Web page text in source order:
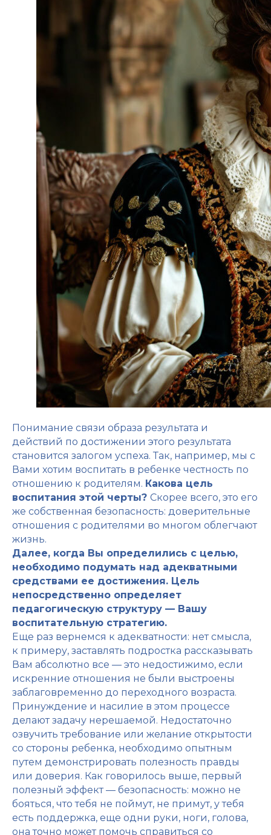
Понимание связи образа результата и
действий по достижении этого результата
становится залогом успеха. Так, например, мы с
Вами хотим воспитать в ребенке честность по
отношению к родителям. Какова цель
воспитания этой черты? Скорее всего, это его
же собственная безопасность: доверительные
отношения с родителями во многом облегчают
жизнь.
Далее, когда Вы определились с целью,
необходимо подумать над адекватными
средствами ее достижения. Цель
непосредственно определяет
педагогическую структуру — Вашу
воспитательную стратегию.
Еще раз вернемся к адекватности: нет смысла,
к примеру, заставлять подростка рассказывать
Вам абсолютно все — это недостижимо, если
искренние отношения не были выстроены
заблаговременно до переходного возраста.
Принуждение и насилие в этом процессе
делают задачу нерешаемой. Недостаточно
озвучить требование или желание открытости
со стороны ребенка, необходимо опытным
путем демонстрировать полезность правды
или доверия. Как говорилось выше, первый
полезный эффект — безопасность: можно не
бояться, что тебя не поймут, не примут, у тебя
есть поддержка, еще одни руки, ноги, голова,
она точно может помочь справиться со